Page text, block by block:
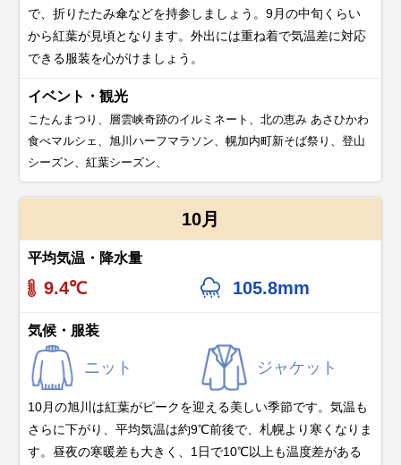
で、折りたたみ傘などを持参しましょう。9月の中旬くらい
から紅葉が見頃となります。外出には重ね着で気温差に対応
できる服装を心がけましょう。
イベント・観光
こたんまつり、層雲峡奇跡のイルミネート、北の恵み あさひかわ
食べマルシェ、旭川ハーフマラソン、幌加内町新そば祭り、登山
シーズン、紅葉シーズン、
10月
平均気温・降水量
9.4℃ 105.8mm
気候・服装
ニット ジャケット
10月の旭川は紅葉がピークを迎える美しい季節です。気温も
さらに下がり、平均気温は約9℃前後で、札幌より寒くなりま
す。昼夜の寒暖差も大きく、1日で10℃以上も温度差がある